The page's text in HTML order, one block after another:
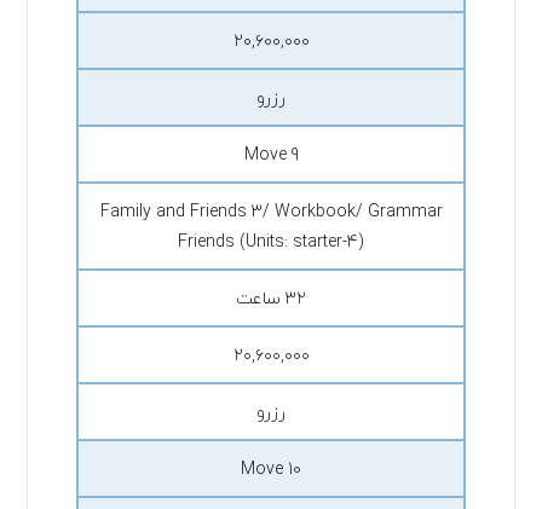
۲۰,۶۰۰,۰۰۰
رزرو
Move 9
Family and Friends 3/ Workbook/ Grammar
Friends (Units: starter-4)
۳۲ ساعت
۲۰,۶۰۰,۰۰۰
رزرو
Move 10